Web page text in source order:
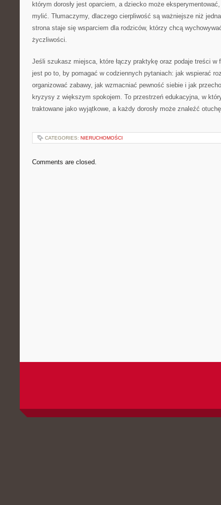
którym dorosły jest oparciem, a dziecko może
mylić. Tłumaczymy, dlaczego cierpliwość są ważniejsze niż
strona staje się wsparciem dla rodziców, którzy chcą
życzliwości.
Jeśli szukasz miejsca, które łączy praktykę oraz podaje treści w
jest po to, by pomagać w codziennych pytaniach: jak wspierać
organizować zabawy, jak wzmacniać pewność siebie i jak
kryzysy z większym spokojem. To przestrzeń edukacyjna, w
traktowane jako wyjątkowe, a każdy dorosły może znaleźć
CATEGORIES: NIERUCHOMOŚCI
Comments are closed.